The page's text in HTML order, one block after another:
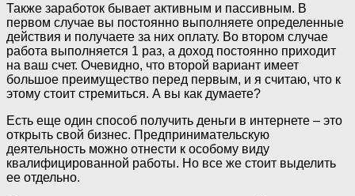
Также заработок бывает активным и пассивным. В
первом случае вы постоянно выполняете определенные
действия и получаете за них оплату. Во втором случае
работа выполняется 1 раз, а доход постоянно приходит
на ваш счет. Очевидно, что второй вариант имеет
большое преимущество перед первым, и я считаю, что к
этому стоит стремиться. А вы как думаете?
Есть еще один способ получить деньги в интернете – это
открыть свой бизнес. Предпринимательскую
деятельность можно отнести к особому виду
квалифицированной работы. Но все же стоит выделить
ее отдельно.